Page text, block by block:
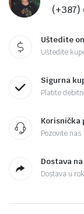
(+387)
Uštedite
Uštedite
Sigurna
Platite
Korisnička
Pozovite nas
Dostava
Dostava u